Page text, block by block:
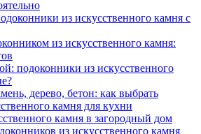
из искусственного камня с
из искусственного камня:
подоконники из искусственного
дерево, бетон: как выбрать
камня для кухни
камня в загородный дом
из искусственного камня